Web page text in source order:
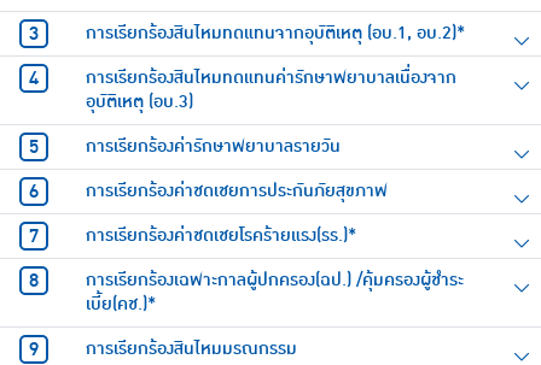
การเรียกร้องสินไหมทดแทนจากอุบัติเหตุ (อบ.1, อบ.2)*
การเรียกร้องสินไหมทดแทนค่ารักษาพยาบาลเนื่องจาก
อุบัติเหตุ (อบ.3)
การเรียกร้องค่ารักษาพยาบาลรายวัน
การเรียกร้องค่าชดเชยการประกันภัยสุขภาพ
การเรียกร้องค่าชดเชยโรคร้ายแรง(รร.)*
การเรียกร้องเฉพาะกาลผู้ปกครอง(ฉป.) /คุ้มครองผู้ชำระ
เบี้ย(คช.)*
การเรียกร้องสินไหมมรณกรรม